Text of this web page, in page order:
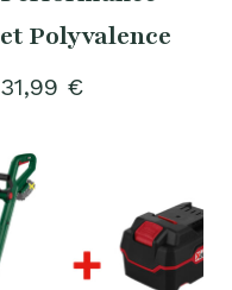
et Polyvalence
31,99 €